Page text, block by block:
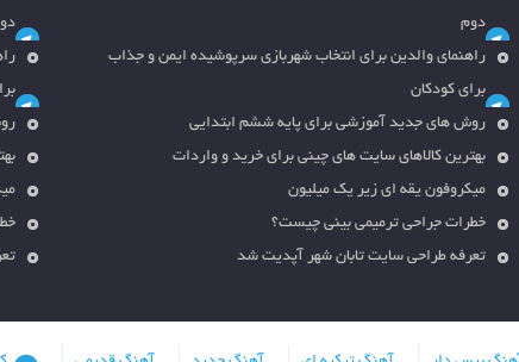
دوم
راهنمای والدین برای انتخاب شهربازی سرپوشیده ایمن و جذاب
برای کودکان
روش های جدید آموزشی برای پایه ششم ابتدایی
بهترین کالاهای سایت های چینی برای خرید و واردات
میکروفون یقه ای زیر یک میلیون
خطرات جراحی ترمیمی بینی چیست؟
تعرفه طراحی سایت تابان شهر آپدیت شد